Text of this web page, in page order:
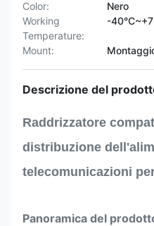
Color:
Nero
Working
Temperature:
-
Mount:
Descrizione del
Raddrizzatore
distribuzione
telecomunicazioni
Panoramica del